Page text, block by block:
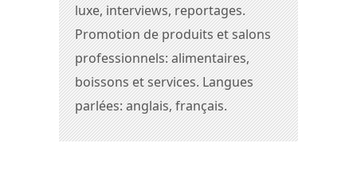
luxe, interviews, reportages.
Promotion de produits et salons
professionnels: alimentaires,
boissons et services. Langues
parlées: anglais, français.